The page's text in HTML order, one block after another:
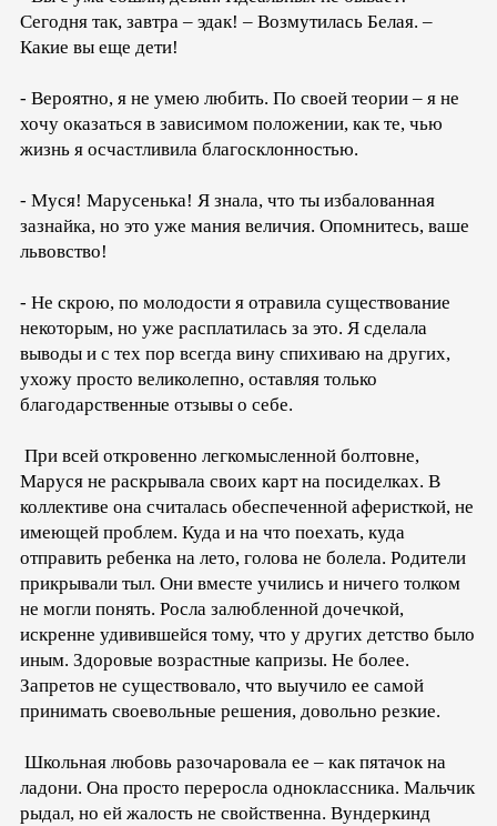
Сегодня так, завтра – эдак! – Возмутилась Белая. –
Какие вы еще дети!
- Вероятно, я не умею любить. По своей теории – я не
хочу оказаться в зависимом положении, как те, чью
жизнь я осчастливила благосклонностью.
- Муся! Марусенька! Я знала, что ты избалованная
зазнайка, но это уже мания величия. Опомнитесь, ваше
львовство!
- Не скрою, по молодости я отравила существование
некоторым, но уже расплатилась за это. Я сделала
выводы и с тех пор всегда вину спихиваю на других,
ухожу просто великолепно, оставляя только
благодарственные отзывы о себе.
При всей откровенно легкомысленной болтовне,
Маруся не раскрывала своих карт на посиделках. В
коллективе она считалась обеспеченной аферисткой, не
имеющей проблем. Куда и на что поехать, куда
отправить ребенка на лето, голова не болела. Родители
прикрывали тыл. Они вместе учились и ничего толком
не могли понять. Росла залюбленной дочечкой,
искренне удивившейся тому, что у других детство было
иным. Здоровые возрастные капризы. Не более.
Запретов не существовало, что выучило ее самой
принимать своевольные решения, довольно резкие.
Школьная любовь разочаровала ее – как пятачок на
ладони. Она просто переросла одноклассника. Мальчик
рыдал, но ей жалость не свойственна. Вундеркинд